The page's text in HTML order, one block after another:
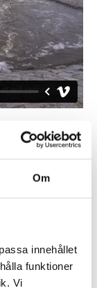
Om
innehållet
funktioner
Vi